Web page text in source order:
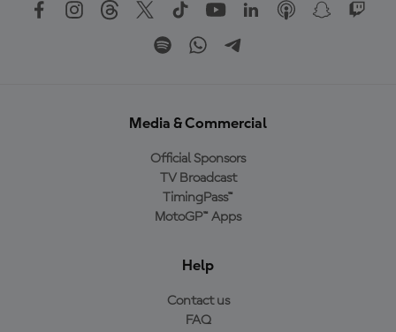
Media & Commercial
Official Sponsors
TV Broadcast
TimingPass™
MotoGP™ Apps
Help
Contact us
FAQ